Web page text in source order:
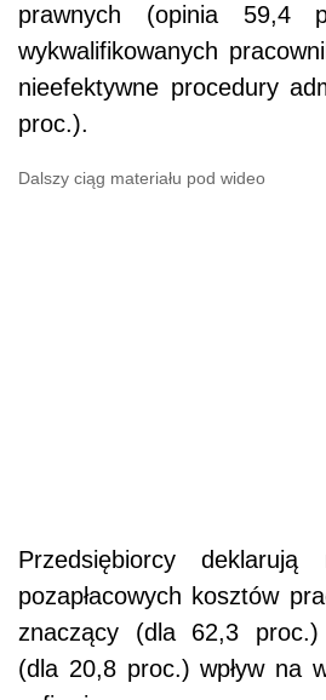
prawnych (opinia 59,4
wykwalifikowanych
nieefektywne procedury
proc.).
Dalszy ciąg materiału pod wideo
Przedsiębiorcy
pozapłacowych kosztów
znaczący (dla 62,3
(dla 20,8 proc.) wpływ na